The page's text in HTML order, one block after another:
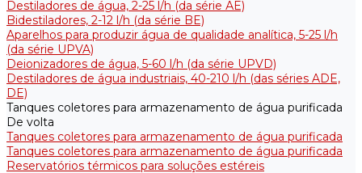
Destiladores de água, 2-25 l/h (da série АE)
Bidestiladores, 2-12 l/h (da série BE)
Aparelhos para produzir água de qualidade analítica, 5-25 l/h
(da série UPVA)
Deionizadores de água, 5-60 l/h (da série UPVD)
Destiladores de água industriais, 40-210 l/h (das séries ADE,
DE)
Tanques coletores para armazenamento de água purificada
De volta
Tanques coletores para armazenamento de água purificada
Tanques coletores para armazenamento de água purificada
Reservatórios térmicos para soluções estéreis